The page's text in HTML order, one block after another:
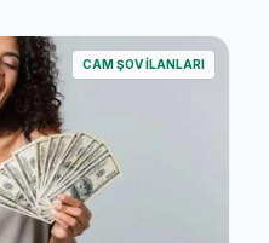
CAM ŞOV İLANLARI